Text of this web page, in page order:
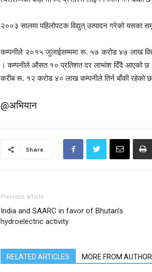
२००३ सालमा पहिलोपटक विद्युत् उत्पादन गरेको यसका
कम्पनीले २०१५ जुलाईसम्ममा रू. ५७ करोड ४७ लाख
। कम्पनीले औसत १० प्रतिशत दर लाभांश दिँदै आएको
करीब रू. १२ करोड ४० लाख कम्पनीले तिर्न बाँकी रहेको
@अभियान
Share
Previous article
India and SAARC in favor of Bhutan’s
hydroelectric activity
RELATED ARTICLES MORE FROM AUTHOR